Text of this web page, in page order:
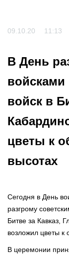
09.10.20 11:13
В День
войск в
цветы к
высотах
Сегодня в День
разгрому
Битве за Кавказ,
возложил цветы к
В церемонии